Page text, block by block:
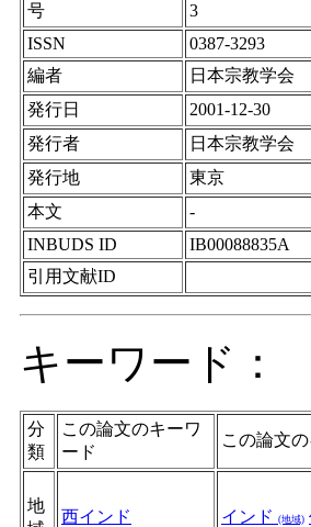
号
3
ISSN
0387-3293
編者
日本宗教学会
発行日
2001-12-30
発行者
日本宗教学会
発行地
東京
本文
-
INBUDS ID
IB00088835A
引用文献ID
キーワード：
分
類
この論文のキーワ
ード
この論文
地
西インド インド (地域)